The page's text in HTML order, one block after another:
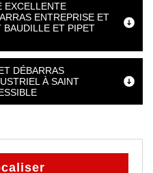
EXCELLENTE
ENTREPRISE ET
BAUDILLE ET PIPET
DÉBARRAS
À SAINT